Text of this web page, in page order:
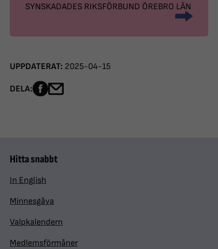
SYNSKADADES RIKSFÖRBUND ÖREBRO LÄN
UPPDATERAT: 2025-04-15
DELA: Dela sidan på Facebook
Hitta snabbt
In English
Minnesgåva
Valpkalendern
Medlemsförmåner